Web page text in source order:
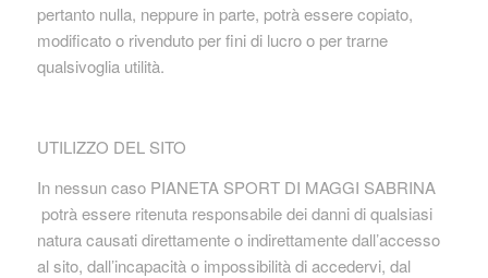
pertanto nulla, neppure in parte, potrà essere copiato,
modificato o rivenduto per fini di lucro o per trarne
qualsivoglia utilità.
UTILIZZO DEL SITO
In nessun caso PIANETA SPORT DI MAGGI SABRINA
potrà essere ritenuta responsabile dei danni di qualsiasi
natura causati direttamente o indirettamente dall’accesso
al sito, dall’incapacità o impossibilità di accedervi, dal